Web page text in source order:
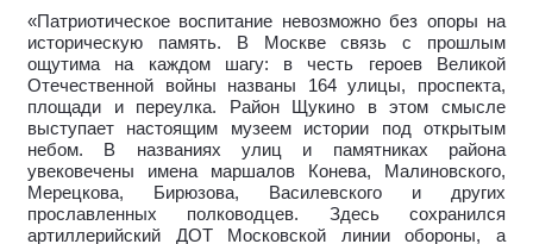
«Патриотическое воспитание невозможно без опоры на
историческую память. В Москве связь с прошлым
ощутима на каждом шагу: в честь героев Великой
Отечественной войны названы 164 улицы, проспекта,
площади и переулка. Район Щукино в этом смысле
выступает настоящим музеем истории под открытым
небом. В названиях улиц и памятниках района
увековечены имена маршалов Конева, Малиновского,
Мерецкова, Бирюзова, Василевского и других
прославленных полководцев. Здесь сохранился
артиллерийский ДОТ Московской линии обороны, а